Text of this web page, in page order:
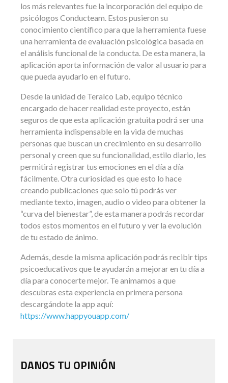
los más relevantes fue la incorporación del equipo de
psicólogos Conducteam. Estos pusieron su
conocimiento científico para que la herramienta fuese
una herramienta de evaluación psicológica basada en
el análisis funcional de la conducta. De esta manera, la
aplicación aporta información de valor al usuario para
que pueda ayudarlo en el futuro.
Desde la unidad de Teralco Lab, equipo técnico
encargado de hacer realidad este proyecto, están
seguros de que esta aplicación gratuita podrá ser una
herramienta indispensable en la vida de muchas
personas que buscan un crecimiento en su desarrollo
personal y creen que su funcionalidad, estilo diario, les
permitirá registrar tus emociones en el día a día
fácilmente. Otra curiosidad es que esto lo hace
creando publicaciones que solo tú podrás ver
mediante texto, imagen, audio o video para obtener la
“curva del bienestar”, de esta manera podrás recordar
todos estos momentos en el futuro y ver la evolución
de tu estado de ánimo.
Además, desde la misma aplicación podrás recibir tips
psicoeducativos que te ayudarán a mejorar en tu día a
día para conocerte mejor. Te animamos a que
descubras esta experiencia en primera persona
descargándote la app aquí:
https://www.happyouapp.com/
DANOS TU OPINIÓN